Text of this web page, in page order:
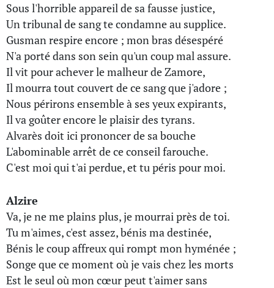
Sous l'horrible appareil de sa fausse justice,
Un tribunal de sang te condamne au supplice.
Gusman respire encore ; mon bras désespéré
N'a porté dans son sein qu'un coup mal assure.
Il vit pour achever le malheur de Zamore,
Il mourra tout couvert de ce sang que j'adore ;
Nous périrons ensemble à ses yeux expirants,
Il va goûter encore le plaisir des tyrans.
Alvarès doit ici prononcer de sa bouche
L'abominable arrêt de ce conseil farouche.
C'est moi qui t'ai perdue, et tu péris pour moi.
Alzire
Va, je ne me plains plus, je mourrai près de toi.
Tu m'aimes, c'est assez, bénis ma destinée,
Bénis le coup affreux qui rompt mon hyménée ;
Songe que ce moment où je vais chez les morts
Est le seul où mon cœur peut t'aimer sans